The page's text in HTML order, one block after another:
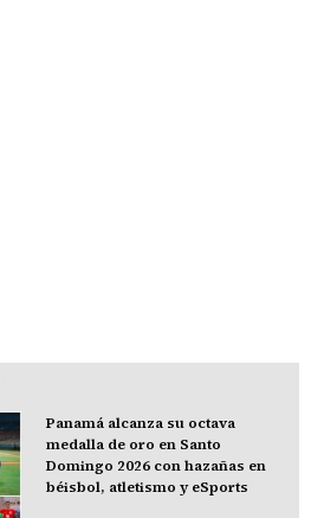
Panamá alcanza su octava
medalla de oro en Santo
Domingo 2026 con hazañas en
béisbol, atletismo y eSports